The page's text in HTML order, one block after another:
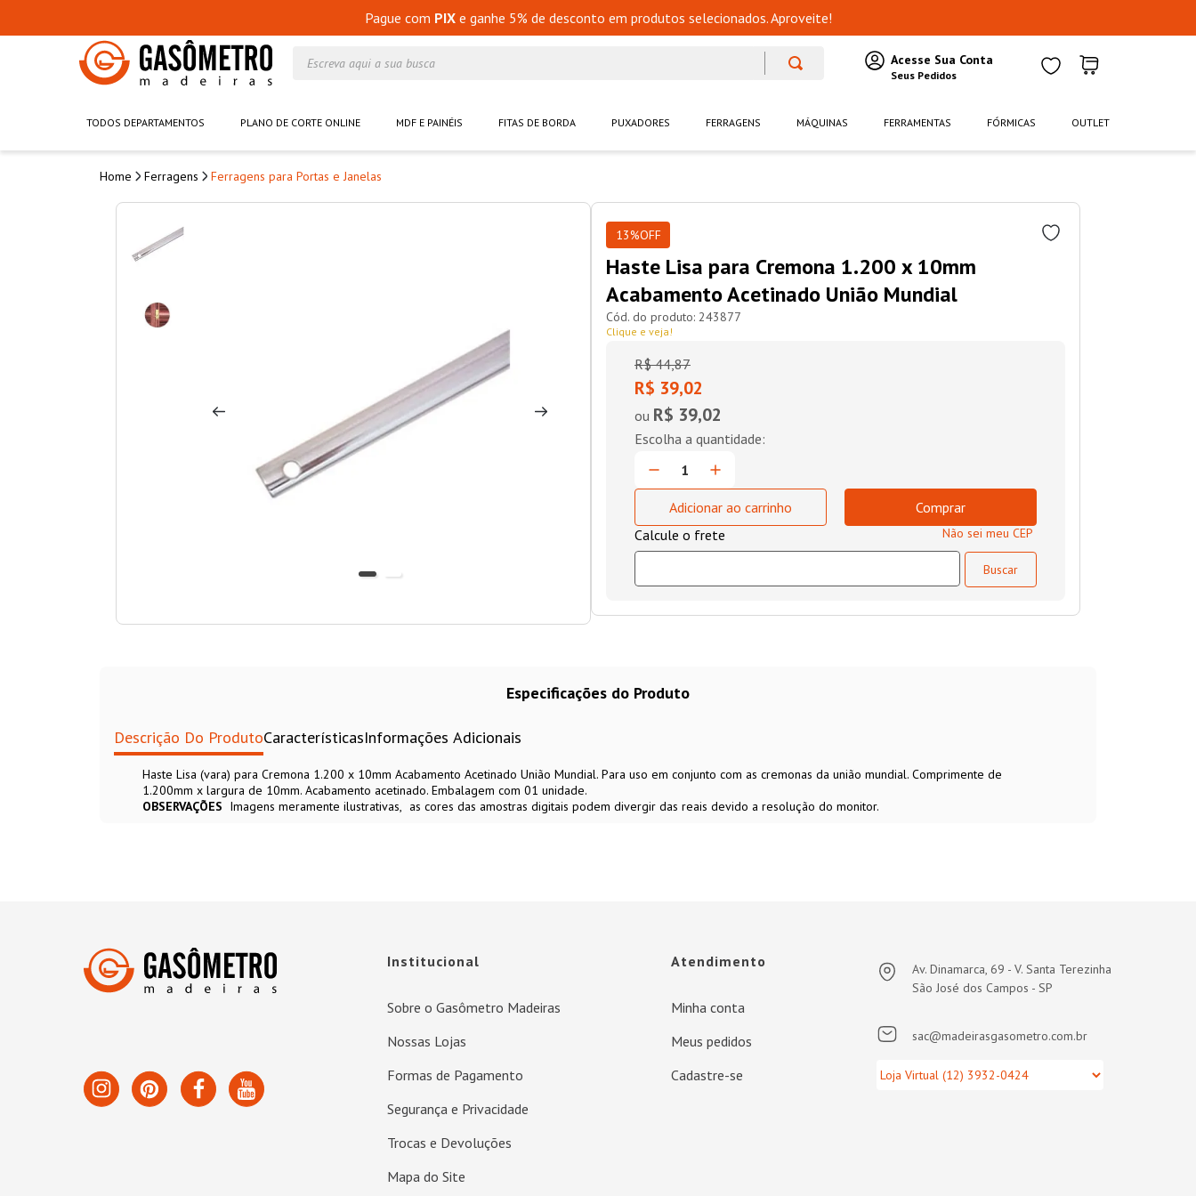
Pague com PIXe ganhe 5% de desconto em produtos selecionados. Aproveite!
TODOS DEPARTAMENTOS PLANO DE CORTE ONLINE MDF E PAINÉIS FITAS DE BORDA PUXADORES FERRAGENS MÁQUINAS FERRAMENTAS FÓRMICAS OUTLET
Ferragens Ferragens para Portas e Janelas
13%OFF
Haste Lisa para Cremona 1.200 x 10mm
Acabamento Acetinado União Mundial
243877
Clique e veja!
R$ 44,87
R$ 39,02
ou R$ 39,02
Adicionar ao carrinho Comprar
Não sei meu CEP
Especificações do Produto
Descrição Do ProdutoCaracterísticasInformações Adicionais
Haste Lisa (vara) para Cremona 1.200 x 10mm Acabamento Acetinado União Mundial. Para uso em conjunto com as cremonas da união mundial. Comprimente de
1.200mm x largura de 10mm. Acabamento acetinado. Embalagem com 01 unidade.
OBSERVAÇÕES Imagens meramente ilustrativas as cores das amostras digitais podem divergir das reais devido a resolução do monitor.
Institucional
Sobre o Gasômetro Madeiras
Nossas Lojas
Formas de Pagamento
Segurança e Privacidade
Trocas e Devoluções
Mapa do Site
Atendimento
Minha conta
Meus pedidos
Cadastre-se
Av. Dinamarca, 69 - V. Santa Terezinha
São José dos Campos - SP
sac@madeirasgasometro.com.br